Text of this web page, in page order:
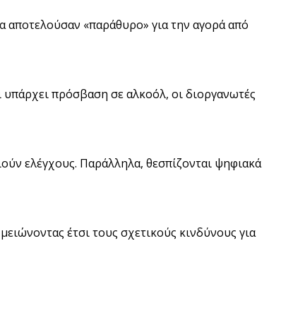
«παράθυρο» για την αγορά από
πρόσβαση σε αλκοόλ, οι διοργανωτές
ελέγχους. Παράλληλα, θεσπίζονται ψηφιακά
έτσι τους σχετικούς κινδύνους για